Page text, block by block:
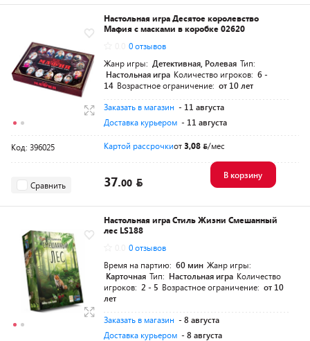
Настольная игра Десятое королевство
Мафия с масками в коробке 02620
0 отзывов
Жанр игры: Детективная, Ролевая Тип:
Настольная игра Количество игроков: 6 -
14 Возрастное ограничение: от 10 лет
Заказать в магазин - 11 августа
Доставка курьером - 11 августа
Код: 396025 Картой рассрочкиот3,08 /мес
Сравнить 37.00
В корзину
Настольная игра Стиль Жизни Смешанный
лес LS188
0 отзывов
Время на партию: 60 мин Жанр игры:
Карточная Тип: Настольная игра Количество
игроков: 2 - 5 Возрастное ограничение: от 10
лет
Заказать в магазин - 8 августа
Доставка курьером - 8 августа